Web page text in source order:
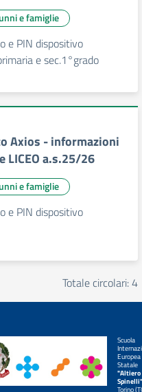
e famiglie
e PIN dispositivo
e sec.1°grado
Axios - informazioni
a.s.25/26
e famiglie
e PIN dispositivo
Totale circolari: 4
Scuola
Europea
Statale
"Altiero
Torino